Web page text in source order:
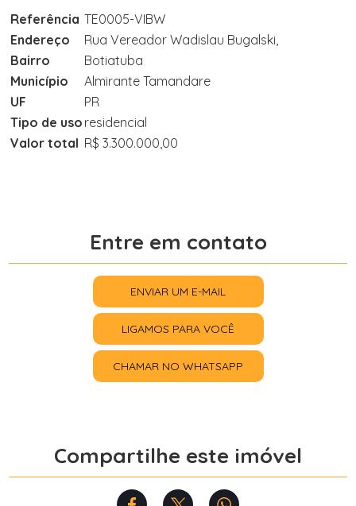
Referência TE0005-VIBW
Endereço
Rua Vereador Wadislau Bugalski,
Bairro
Botiatuba
Município
Almirante Tamandare
UF
PR
Tipo de uso residencial
Valor total R$ 3.300.000,00
Entre em contato
ENVIAR UM E-MAIL
LIGAMOS PARA VOCÊ
CHAMAR NO WHATSAPP
Compartilhe este imóvel